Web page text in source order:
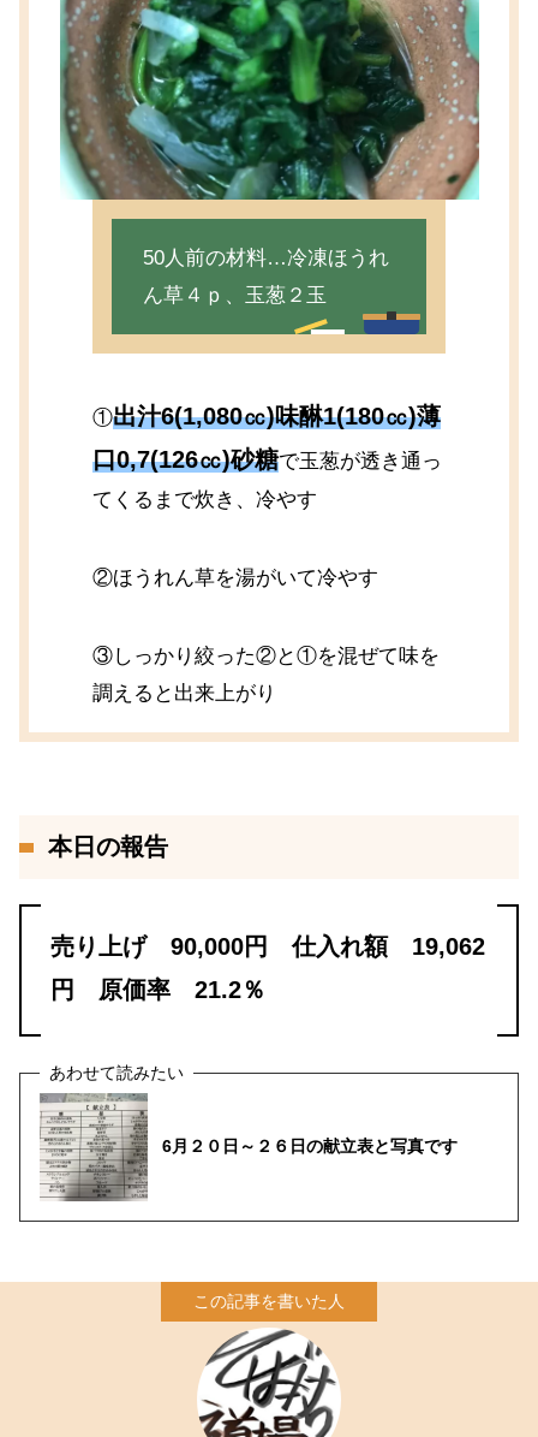
50人前の材料…冷凍ほうれ
ん草４ｐ、玉葱２玉
①出汁6(1,080㏄)味醂1(180㏄)薄
口0,7(126㏄)砂糖で玉葱が透き通っ
てくるまで炊き、冷やす
②ほうれん草を湯がいて冷やす
③しっかり絞った②と①を混ぜて味を
調えると出来上がり
本日の報告
売り上げ 90,000円 仕入れ額 19,062
円 原価率 21.2％
6月２０日～２６日の献立表と写真です